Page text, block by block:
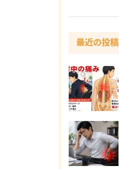
最近の投稿